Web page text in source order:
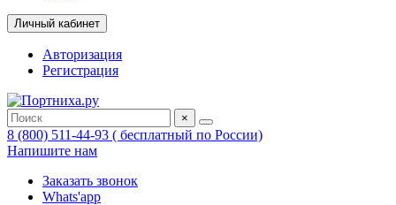
Личный кабинет
Авторизация
Регистрация
×
8 (800) 511-44-93 ( бесплатный по России)
Напишите нам
Заказать звонок
Whats'app